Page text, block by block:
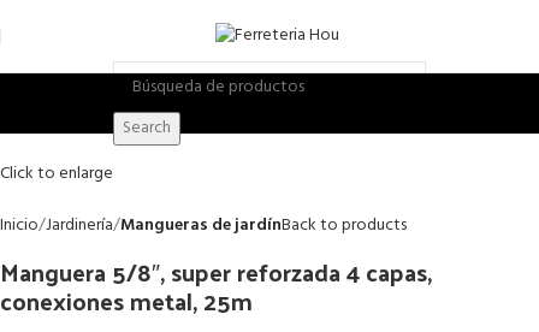
Search
Click to enlarge
Inicio Jardinería Mangueras de jardínBack to products
Manguera 5/8″, super reforzada 4 capas,
conexiones metal, 25m